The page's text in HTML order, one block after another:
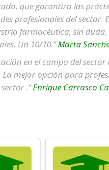
que garantiza las
profesionales del sector.
farmacéutica, sin
Un 10/10.”Marta
en el campo del
La mejor opción para
.”Enrique Carrasco